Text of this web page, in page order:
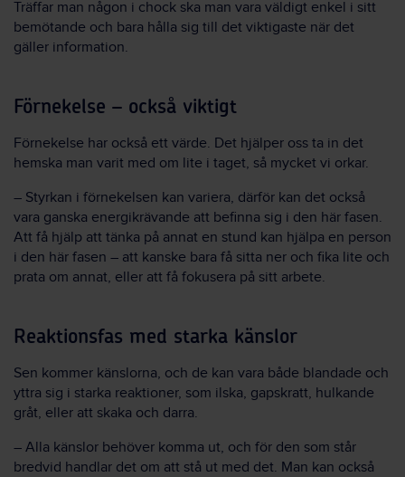
Träffar man någon i chock ska man vara väldigt enkel i sitt
bemötande och bara hålla sig till det viktigaste när det
gäller information.
Förnekelse – också viktigt
Förnekelse har också ett värde. Det hjälper oss ta in det
hemska man varit med om lite i taget, så mycket vi orkar.
– Styrkan i förnekelsen kan variera, därför kan det också
vara ganska energikrävande att befinna sig i den här fasen.
Att få hjälp att tänka på annat en stund kan hjälpa en person
i den här fasen – att kanske bara få sitta ner och fika lite och
prata om annat, eller att få fokusera på sitt arbete.
Reaktionsfas med starka känslor
Sen kommer känslorna, och de kan vara både blandade och
yttra sig i starka reaktioner, som ilska, gapskratt, hulkande
gråt, eller att skaka och darra.
– Alla känslor behöver komma ut, och för den som står
bredvid handlar det om att stå ut med det. Man kan också